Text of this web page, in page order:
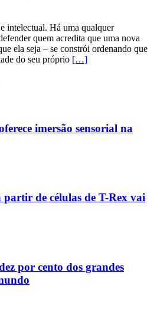
intelectual. Há uma qualquer
quem acredita que uma nova
ela seja – se constrói ordenando que
do seu próprio […]
imersão sensorial na
partir de células de T-Rex vai
por cento dos grandes